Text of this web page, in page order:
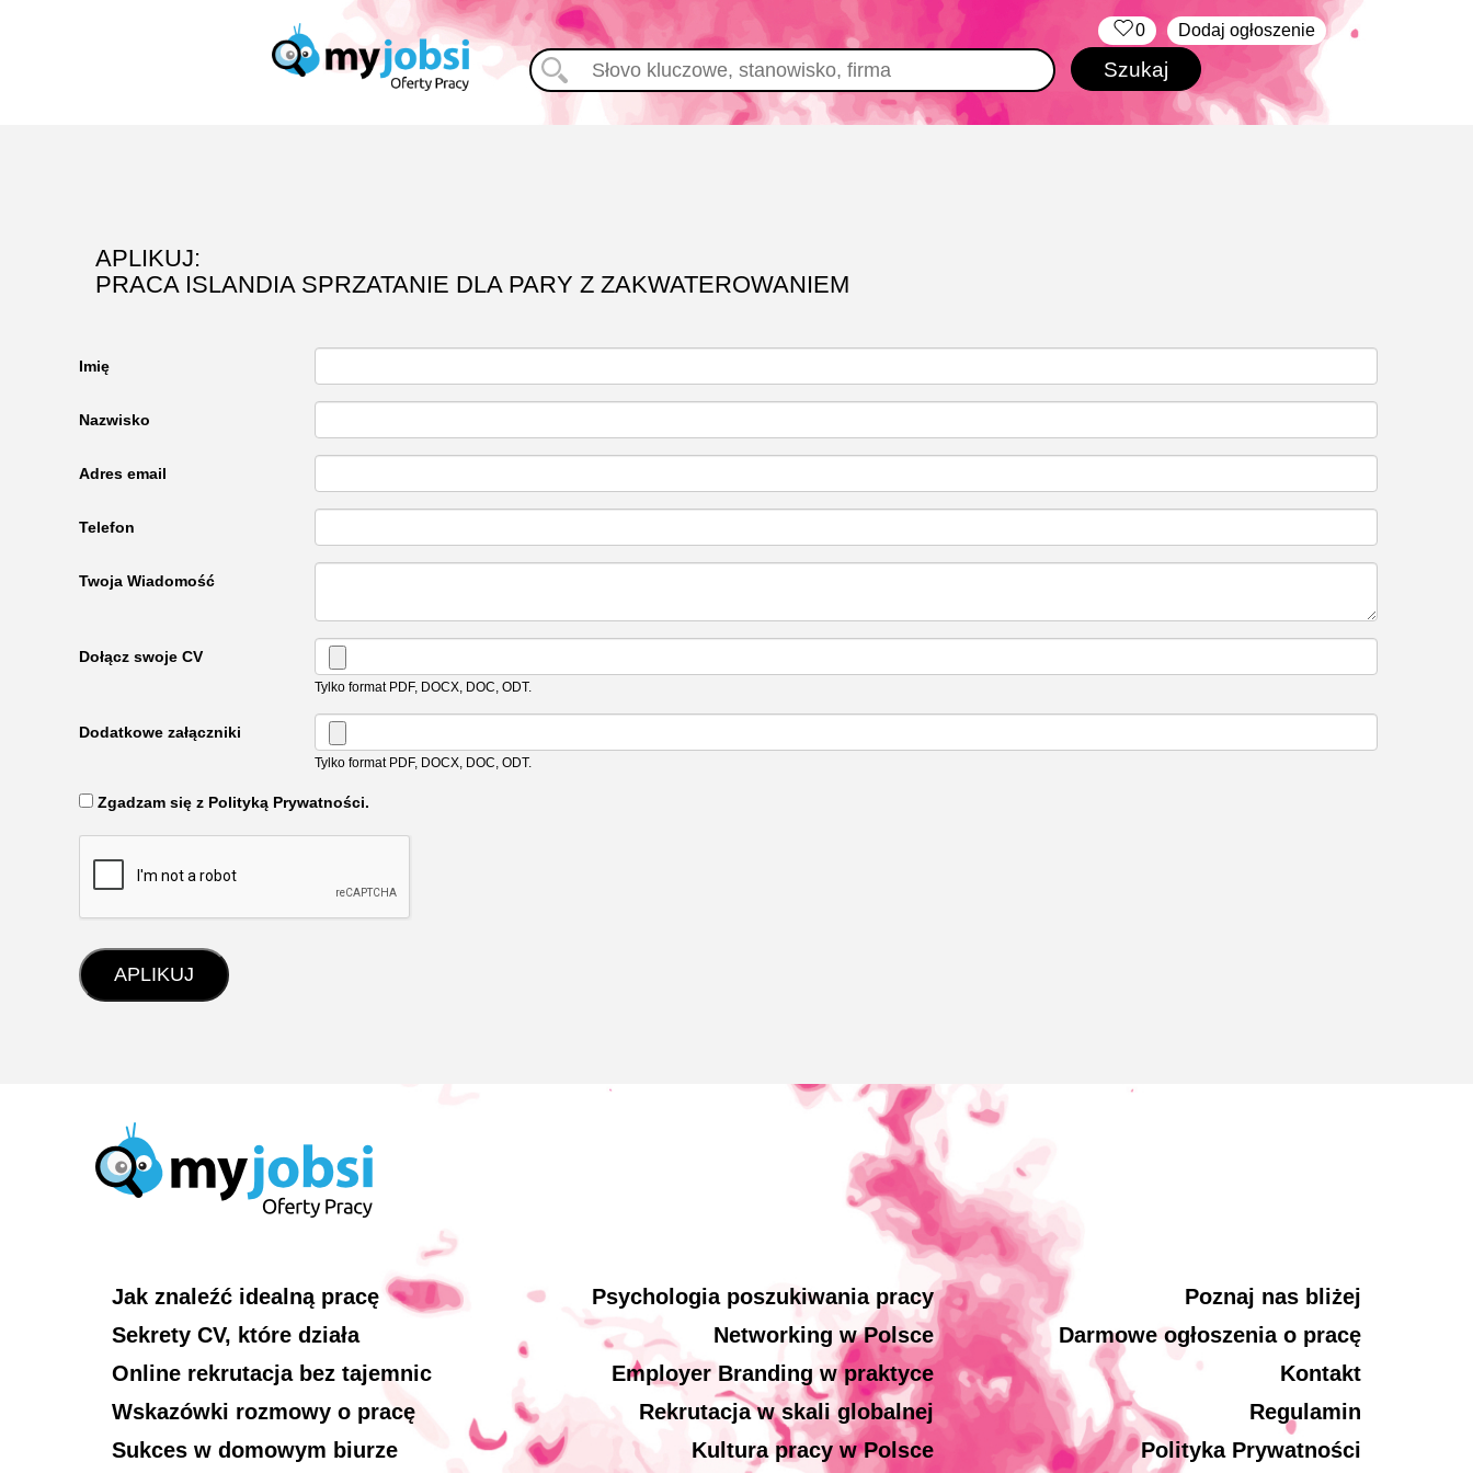
Dodaj ogłoszenie
0
APLIKUJ:
PRACA ISLANDIA SPRZATANIE DLA PARY Z ZAKWATEROWANIEM
Imię
Nazwisko
Adres email
Telefon
Twoja Wiadomość
Dołącz swoje CV
Tylko format PDF, DOCX, DOC, ODT.
Dodatkowe załączniki
Tylko format PDF, DOCX, DOC, ODT.
‏‏‎ ‎Zgadzam się z Polityką Prywatności.
Jak znaleźć idealną pracę
Sekrety CV, które działa
Online rekrutacja bez tajemnic
Wskazówki rozmowy o pracę
Sukces w domowym biurze
Psychologia poszukiwania pracy
Networking w Polsce
Employer Branding w praktyce
Rekrutacja w skali globalnej
Kultura pracy w Polsce
Poznaj nas bliżej
Darmowe ogłoszenia o pracę
Kontakt
Regulamin
Polityka Prywatności